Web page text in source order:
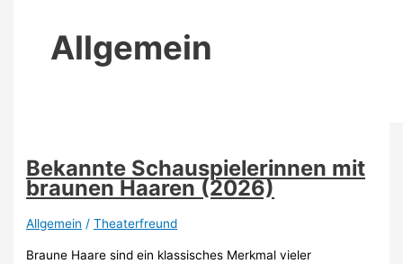
Allgemein
Bekannte Schauspielerinnen mit
braunen Haaren (2026)
Allgemein /Theaterfreund
Braune Haare sind ein klassisches Merkmal vieler